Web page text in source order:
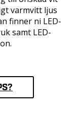
varmvitt ljus
finner ni LED-
samt LED-